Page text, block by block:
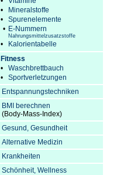
•
Mineralstoffe
•
Spurenelemente
• E-Nummern
Nahrungsmittelzusatzstoffe
•
Kalorientabelle
Fitness
•
Waschbrettbauch
•
Sportverletzungen
Entspannungstechniken
BMI berechnen
(Body-Mass-Index)
Gesund, Gesundheit
Alternative Medizin
Krankheiten
Schönheit, Wellness